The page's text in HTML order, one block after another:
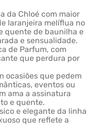
da Chloé com maior
laranjeira melíflua no
quente de baunilha e
e sensualidade.
de Parfum, com
que perdura por
ocasiões que pedem
eventos ou
ama a assinatura
e quente.
e elegante da linha
que reflete a